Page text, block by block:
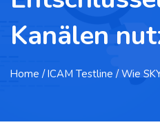
Kanälen
Home / ICAM Testline / Wie